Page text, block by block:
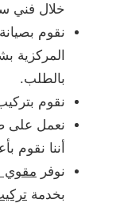
خلال فني
نقوم
المركزية
بالطلب.
نقوم
نعمل على
أننا نقوم
نوفر
بخدمة